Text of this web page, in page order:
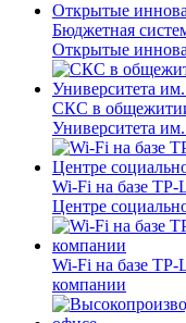
Бюджетная
Открытые
СКС в общежитии
Университета
Wi-Fi на базе
Центре
Wi-Fi на базе
компании